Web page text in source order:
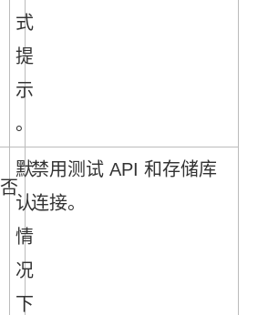
式
提
示
。
否
默
认
情
况
下
禁用测试 API 和存储库
连接。